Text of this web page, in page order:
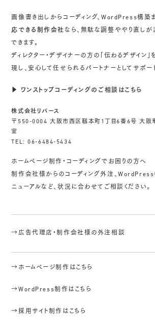
画像書き出しからコーディング、WordPress構築ま
応できる制作会社 なら、無駄な調整ややり直しが
できます。
ディレクター・デザイナーの方の「伝わるデザイン
現し、安心して任せられるパートナーとしてサポー
▶ ワンストップコーディングのご相談はこちら
株式会社リバース
〒550-0004 大阪市西区靱本町1丁目6番6号 大阪
室
TEL: 06-6484-5434
ホームページ制作・コーディングでお困りの方へ
制作会社様からのコーディング外注、WordPress
ニューアルなど、状況に合わせてご相談ください。
→広告代理店・制作会社様の外注相談
→ホームページ制作はこちら
→WordPress制作はこちら
→採用サイト制作はこちら